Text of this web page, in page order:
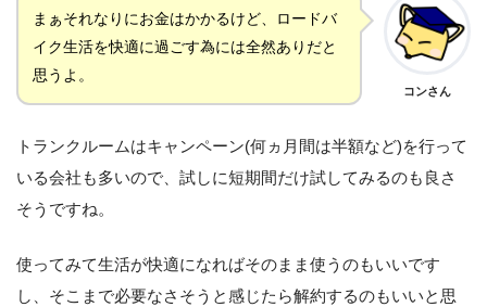
まぁそれなりにお金はかかるけど、ロードバ
イク生活を快適に過ごす為には全然ありだと
思うよ。
コンさん
トランクルームはキャンペーン(何ヵ月間は半額など)を行って
いる会社も多いので、試しに短期間だけ試してみるのも良さ
そうですね。
使ってみて生活が快適になればそのまま使うのもいいです
し、そこまで必要なさそうと感じたら解約するのもいいと思